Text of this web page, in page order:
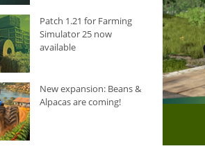
Patch 1.21 for Farming
Simulator 25 now
available
New expansion: Beans &
Alpacas are coming!